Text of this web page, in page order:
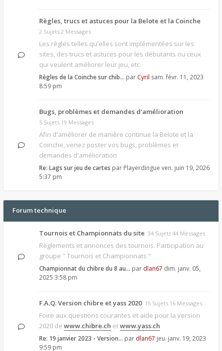
Règles, trucs et astuces pour la Belote et la Coinche
2 Sujets 2 Messages
Les règles telles qu'elles sont implémentées sur les
sites, des trucs et astuces pour les débutants ou ceux
qui veulent améliorer leur jeu, etc.
Règles de la Coinche sur chib… par Cyril sam. févr. 11, 2023
8:59 pm
Bugs, problèmes et demandes d'amélioration
5 Sujets 19 Messages
Afin d'améliorer de manière continue la Belote et la
Coinche, venez poster vos bugs, problèmes et
demandes d'amélioration
Re: Lags sur jeu de cartes par Playerdingue ven. juin 19, 2026
5:37 pm
Forum technique
Tournois et Championnats du site 34 Sujets 44 Messages
Règlements et annonces des tournois. Participation au
groupe " Tournois et Championnats "
Championnat du chibre du 8 au… par dlan67 dim. janv. 05,
2025 3:58 pm
F.A.Q. Version chibre et yass 2020 15 Sujets 16 Messages
Foire aux questions courantes et aide pour la version
2020 de www.chibre.ch etwww.yass.ch
Re: 19 janvier 2023 - Version… par dlan67 jeu. janv. 19, 2023
9:59 pm